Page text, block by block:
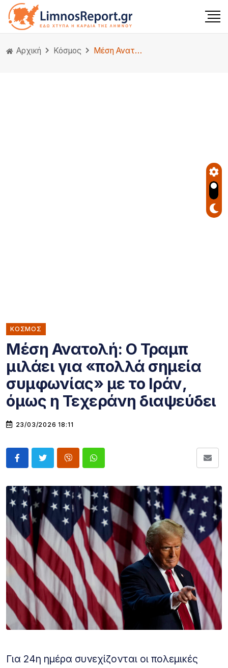
Αρχική Κόσμος Μέση Ανατολή: Ο Τραμπ μιλάει για «πολλά σημεία συμφωνίας» με το Ιράν, όμως η Τεχεράνη διαψεύδει
ΚΌΣΜΟΣ
Μέση Ανατολή: Ο Τραμπ
μιλάει για «πολλά σημεία
συμφωνίας» με το Ιράν,
όμως η Τεχεράνη διαψεύδει
23/03/2026 18:11
Για 24η ημέρα συνεχίζονται οι πολεμικές